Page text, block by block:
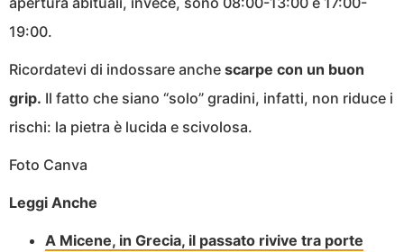
19:00.
Ricordatevi di indossare anche scarpe con un buon
grip. Il fatto che siano “solo” gradini, infatti, non riduce i
rischi: la pietra è lucida e scivolosa.
Foto Canva
Leggi Anche
A Micene, in Grecia, il passato rivive tra porte